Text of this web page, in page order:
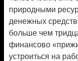
природными
денежных
больше чем
финансово
устроиться на